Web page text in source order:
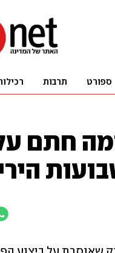
ספורט תרבות
חתם